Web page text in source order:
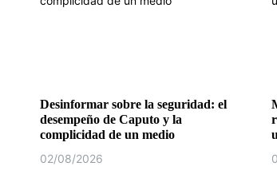
Desinformar sobre la seguridad: el
desempeño de Caputo y la
complicidad de un medio
02/08/2026